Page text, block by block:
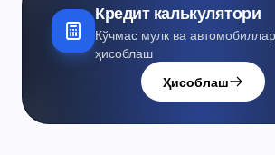
Кредит калькулятори
Кўчмас мулк ва
ҳисоблаш
Ҳисоблаш